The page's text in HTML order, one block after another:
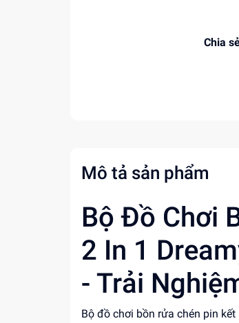
Chia
Mô tả sản phẩm
Bộ Đồ Chơi
2 In 1
- Trải
Bộ đồ chơi bồn rửa chén pin